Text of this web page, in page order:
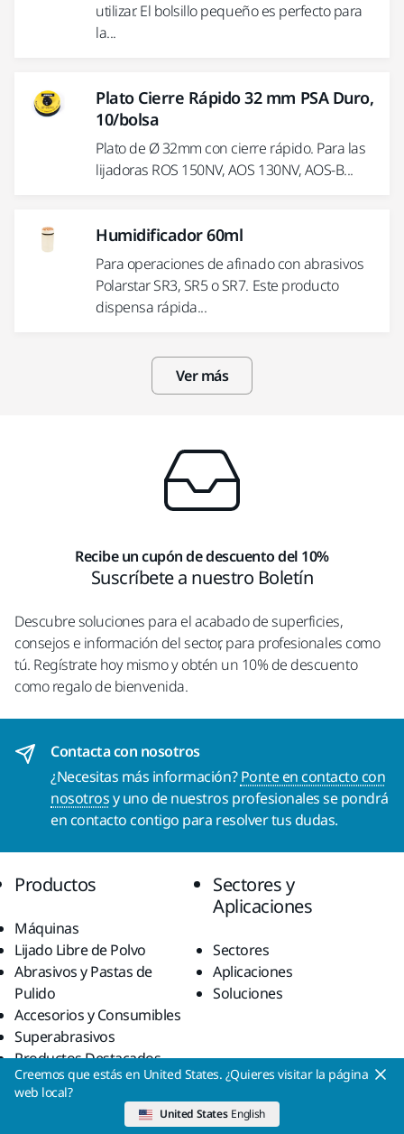
utilizar. El bolsillo pequeño es perfecto para
la...
Plato Cierre Rápido 32 mm PSA Duro,
10/bolsa
Plato de Ø 32mm con cierre rápido. Para las
lijadoras ROS 150NV, AOS 130NV, AOS-B...
Humidificador 60ml
Para operaciones de afinado con abrasivos
Polarstar SR3, SR5 o SR7. Este producto
dispensa rápida...
Ver más
Recibe un cupón de descuento del 10%
Suscríbete a nuestro Boletín
Descubre soluciones para el acabado de superficies,
consejos e información del sector, para profesionales como
tú. Regístrate hoy mismo y obtén un 10% de descuento
como regalo de bienvenida.
Contacta con nosotros
¿Necesitas más información?Ponte en contacto con
nosotrosy uno de nuestros profesionales se pondrá
en contacto contigo para resolver tus dudas.
Productos
Máquinas
Lijado Libre de Polvo
Abrasivos y Pastas de
Pulido
Accesorios y Consumibles
Superabrasivos
Productos Destacados
Sectores y
Aplicaciones
Sectores
Aplicaciones
Soluciones
Ayuda Acerca de Mirka
Quiénes somos
Creemos que estás en United States. ¿Quieres visitar la página
web local?
United States English